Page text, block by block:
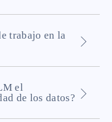
trabajo en la
el
de los datos?